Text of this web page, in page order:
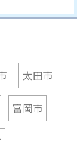
太田市
富岡市